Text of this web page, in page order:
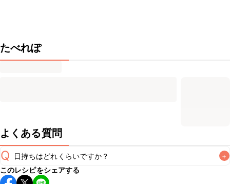
たべれぽ
よくある質問
Q 日持ちはどれくらいですか？ +
保存期間は冷蔵で翌日中が目安です。なるべくお早めにお召
このレシピをシェアする